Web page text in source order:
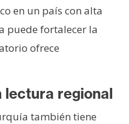
en un país con alta
puede fortalecer la
ofrece
lectura regional
también tiene